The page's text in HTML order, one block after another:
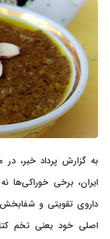
به گزارش پرداد خبر، در
ایران، برخی خوراکی‌ها نه
داروی تقویتی و شفابخش
اصلی خود یعنی تخم